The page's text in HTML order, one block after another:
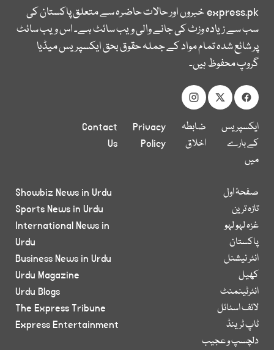
express.pkخبروں اور حالات حاضرہ سے متعلق پاکستان کی
سب سے زیادہ وزٹ کی جانے والی ویب سائٹ ہے۔ اس ویب سائٹ
پر شائع شدہ تمام مواد کے جملہ حقوق بحق ایکسپریس میڈیا
گروپ محفوظ ہیں۔
ایکسپریس
کے بارے
میں
ضابطہ
اخلاق
Privacy
Policy
Contact
Us
صفحۂ اول
تازہ ترین
غزہ لہو لہو
پاکستان
انٹر نیشنل
کھیل
انٹرٹینمنٹ
لائف اسٹائل
ٹاپ ٹرینڈ
دلچسپ و عجیب
Showbiz News in Urdu
Sports News in Urdu
International News in
Urdu
Business News in Urdu
Urdu Magazine
Urdu Blogs
The Express Tribune
Express Entertainment